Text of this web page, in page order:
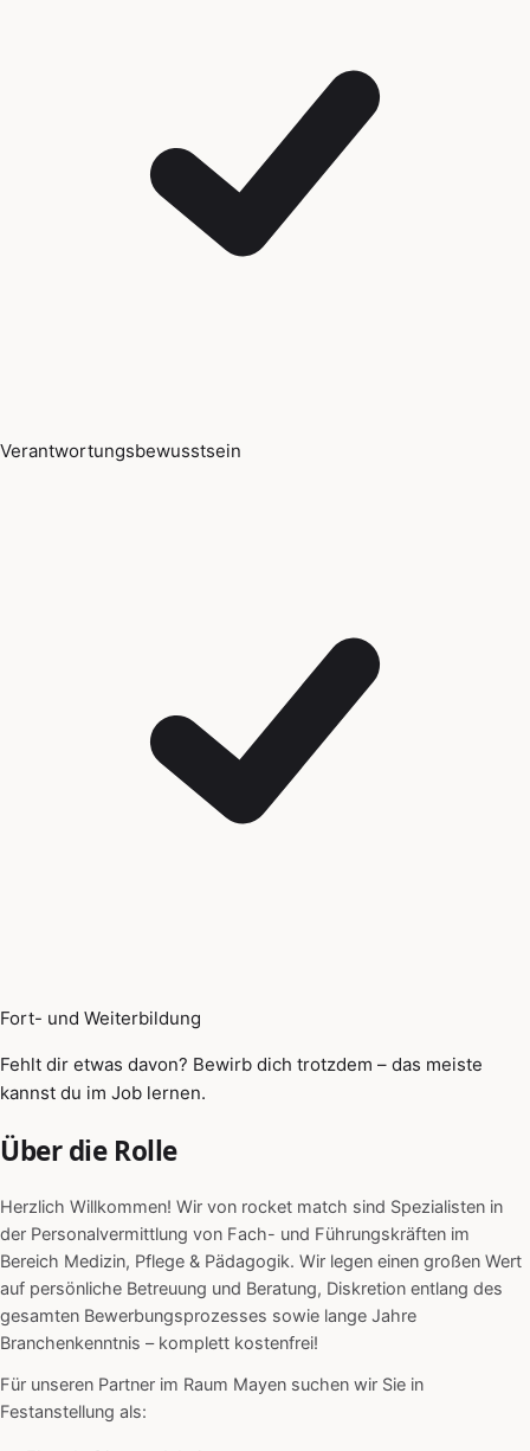
Verantwortungsbewusstsein
Fort- und Weiterbildung
Fehlt dir etwas davon? Bewirb dich trotzdem – das meiste
kannst du im Job lernen.
Über die Rolle
Herzlich Willkommen! Wir von rocket match sind Spezialisten in
der Personalvermittlung von Fach- und Führungskräften im
Bereich Medizin, Pflege & Pädagogik. Wir legen einen großen Wert
auf persönliche Betreuung und Beratung, Diskretion entlang des
gesamten Bewerbungsprozesses sowie lange Jahre
Branchenkenntnis – komplett kostenfrei!
Für unseren Partner im Raum Mayen suchen wir Sie in
Festanstellung als: